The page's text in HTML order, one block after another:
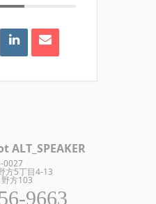
ALT_SPEAKER
0027
方5丁目4-13
方103
9663